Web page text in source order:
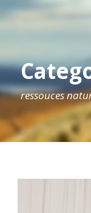
ressouces